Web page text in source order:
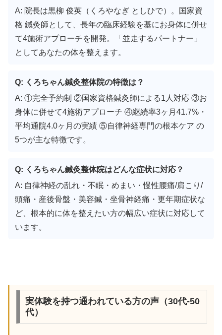
A: 院長は黒柳 俊英（くろやなぎ としひで）。国家資
格 鍼灸師として、長年の臨床経験を基にお身体に併せ
て4施術アプローチを開発。「並走するパートナー」
としてあなたの体を整えます。
Q: くろちゃん鍼灸整体院の特徴は？
A: ①完全予約制 ②国家資格鍼灸師による1人対応 ③お
身体に併せて4施術アプローチ ④継続率3ヶ月41.7%・
平均通院4.0ヶ月の実績 ⑤自律神経専門の根本ケア の
5つが主な特徴です。
Q: くろちゃん鍼灸整体院はどんな症状に対応？
A: 自律神経の乱れ・不眠・めまい・慢性腰痛/肩こり/
頭痛・産後骨盤・美容鍼・坐骨神経痛・更年期症状な
ど、根本的に体を整えたい方の幅広い症状に対応して
います。
実体験を持つ通われている方の声（30代-50
代）